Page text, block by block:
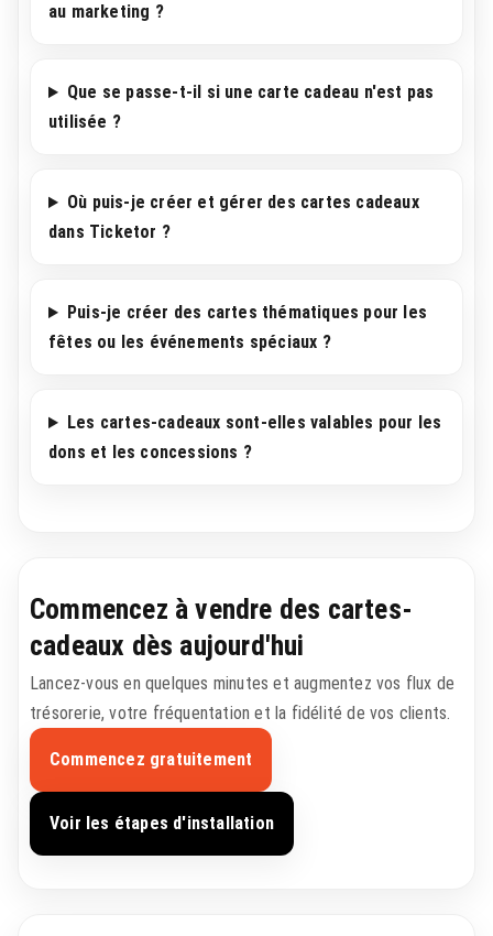
au marketing ?
Que se passe-t-il si une carte cadeau n'est pas
utilisée ?
Où puis-je créer et gérer des cartes cadeaux
dans Ticketor ?
Puis-je créer des cartes thématiques pour les
fêtes ou les événements spéciaux ?
Les cartes-cadeaux sont-elles valables pour les
dons et les concessions ?
Commencez à vendre des cartes-
cadeaux dès aujourd'hui
Lancez-vous en quelques minutes et augmentez vos flux de
trésorerie, votre fréquentation et la fidélité de vos clients.
Commencez gratuitement
Voir les étapes d'installation